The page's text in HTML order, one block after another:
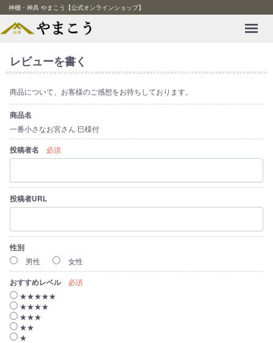
神棚・神具 やまこう【公式オンラインショップ】
レビューを書く
商品について、お客様のご感想をお待ちしております。
商品名
一番小さなお宮さん 巳様付
投稿者名 必須
投稿者URL
性別
男性 女性
おすすめレベル
必須
★★★★★
★★★★
★★★
★★
★